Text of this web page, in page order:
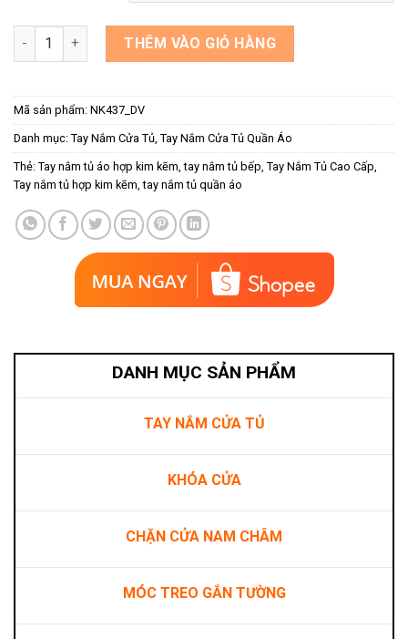
Tay nắm tủ hiện đại màu đen vàng NK437-DV số lượng
THÊM VÀO GIỎ HÀNG
Mã sản phẩm: NK437_DV
Danh mục: Tay Nắm Cửa Tủ Tay Nắm Cửa Tủ Quần Áo
Thẻ: Tay nắm tủ áo hợp kim kẽm ,tay nắm tủ bếp Tay Nắm Tủ Cao Cấp
Tay nắm tủ hợp kim kẽm ,tay nắm tủ quần áo
DANH MỤC SẢN PHẨM
TAY NẮM CỬA TỦ
KHÓA CỬA
CHẶN CỬA NAM CHÂM
MÓC TREO GẮN TƯỜNG